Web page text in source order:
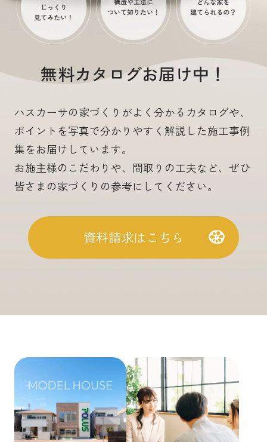
無料カタログお届け中！
ハスカーサの家づくりがよく分かるカタログや、
ポイントを写真で分かりやすく解説した施工事例
集をお届けしています。
お施主様のこだわりや、間取りの工夫など、ぜひ
皆さまの家づくりの参考にしてください。
資料請求はこちら